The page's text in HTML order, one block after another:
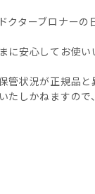
クターブロナーの
に安心してお使
管状況が正規品
たしかねますの